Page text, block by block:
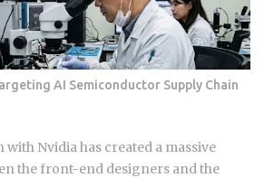
Points divided by Monthly Savings,
. Take a $3,000 point that saves $25 a
at 120 months, or 10 years . The
What makes this hard is that
how long they'll keep a loan. Buy
you refinance or sell in five years, and
the bank an interest-free loan on
buyers,...
AI Semiconductor Supply Chain
with Nvidia has created a massive
the front-end designers and the